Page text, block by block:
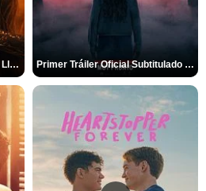
Tráiler oficial de 'Evil Dead: En Llamas' Primer Tráiler Oficial Subtitulado de 'La Noche Del Demonio: Están Entre Nosotros'